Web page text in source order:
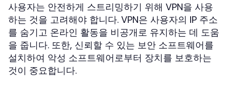
사용자는 안전하게 스트리밍하기 위해 VPN을 사용
하는 것을 고려해야 합니다. VPN은 사용자의 IP 주소
를 숨기고 온라인 활동을 비공개로 유지하는 데 도움
을 줍니다. 또한, 신뢰할 수 있는 보안 소프트웨어를
설치하여 악성 소프트웨어로부터 장치를 보호하는
것이 중요합니다.